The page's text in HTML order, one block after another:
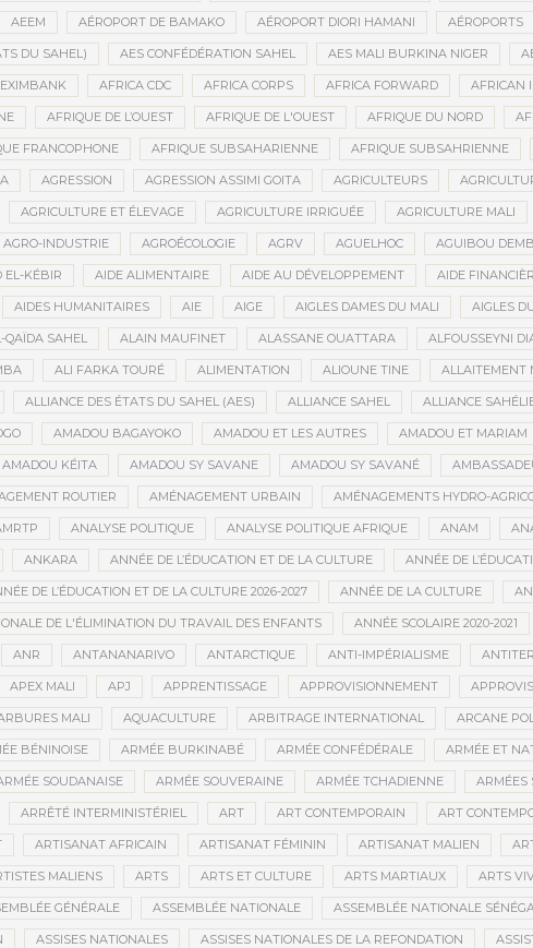
AEEM AÉROPORT DE BAMAKO AÉROPORT DIORI HAMANI AÉROPORTS
DU SAHEL) AES CONFÉDÉRATION SAHEL AES MALI BURKINA NIGER
AFRICA CDC AFRICA CORPS AFRICA FORWARD AFRICAN
AFRIQUE DE L’OUEST AFRIQUE DE L'OUEST AFRIQUE DU NORD
FRANCOPHONE AFRIQUE SUBSAHARIENNE AFRIQUE SUBSAHRIENNE
AGRESSION AGRESSION ASSIMI GOITA AGRICULTEURS
AGRICULTURE ET ÉLEVAGE AGRICULTURE IRRIGUÉE AGRICULTURE MALI
AGRO-INDUSTRIE AGROÉCOLOGIE AGRV AGUELHOC AGUIBOU
EL-KÉBIR AIDE ALIMENTAIRE AIDE AU DÉVELOPPEMENT AIDE
AIDES HUMANITAIRES AIE AIGE AIGLES DAMES DU MALI AIGLES
QAÏDA SAHEL ALAIN MAUFINET ALASSANE OUATTARA ALFOUSSEYNI
ALI FARKA TOURÉ ALIMENTATION ALIOUNE TINE ALLAITEMENT
ALLIANCE DES ÉTATS DU SAHEL (AES) ALLIANCE SAHEL ALLIANCE
AMADOU BAGAYOKO AMADOU ET LES AUTRES AMADOU ET MARIAM
AMADOU KÉITA AMADOU SY SAVANE AMADOU SY SAVANÉ
ROUTIER AMÉNAGEMENT URBAIN AMÉNAGEMENTS HYDRO-
ANALYSE POLITIQUE ANALYSE POLITIQUE AFRIQUE ANAM
ANKARA ANNÉE DE L’ÉDUCATION ET DE LA CULTURE ANNÉE DE
DE L’ÉDUCATION ET DE LA CULTURE 2026-2027 ANNÉE DE LA CULTURE
DE L'ÉLIMINATION DU TRAVAIL DES ENFANTS ANNÉE SCOLAIRE 2020-2021
ANR ANTANANARIVO ANTARCTIQUE ANTI-IMPÉRIALISME
APEX MALI APJ APPRENTISSAGE APPROVISIONNEMENT
MALI AQUACULTURE ARBITRAGE INTERNATIONAL ARCANE
BÉNINOISE ARMÉE BURKINABÉ ARMÉE CONFÉDÉRALE ARMÉE ET
SOUDANAISE ARMÉE SOUVERAINE ARMÉE TCHADIENNE ARMÉES
ARRÊTÉ INTERMINISTÉRIEL ART ART CONTEMPORAIN ART
ARTISANAT AFRICAIN ARTISANAT FÉMININ ARTISANAT MALIEN
MALIENS ARTS ARTS ET CULTURE ARTS MARTIAUX ARTS
GÉNÉRALE ASSEMBLÉE NATIONALE ASSEMBLÉE NATIONALE
ASSISES NATIONALES ASSISES NATIONALES DE LA REFONDATION